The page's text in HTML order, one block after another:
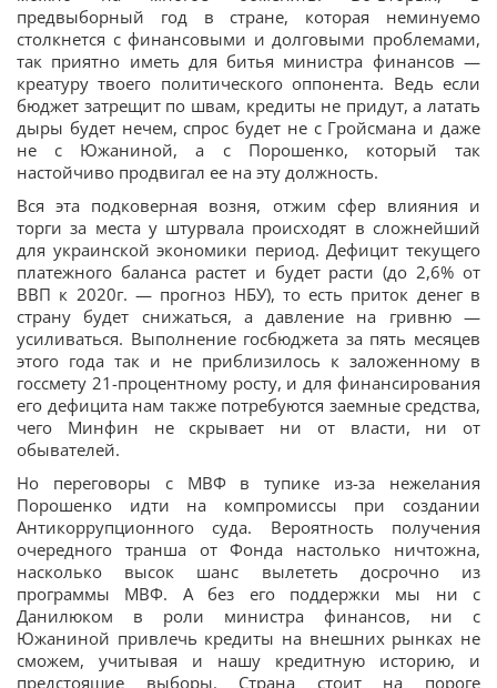
предвыборный год в стране, которая неминуемо
столкнется с финансовыми и долговыми проблемами,
так приятно иметь для битья министра финансов —
креатуру твоего политического оппонента. Ведь если
бюджет затрещит по швам, кредиты не придут, а латать
дыры будет нечем, спрос будет не с Гройсмана и даже
не с Южаниной, а с Порошенко, который так
настойчиво продвигал ее на эту должность.
Вся эта подковерная возня, отжим сфер влияния и
торги за места у штурвала происходят в сложнейший
для украинской экономики период. Дефицит текущего
платежного баланса растет и будет расти (до 2,6% от
ВВП к 2020г. — прогноз НБУ), то есть приток денег в
страну будет снижаться, а давление на гривню —
усиливаться. Выполнение госбюджета за пять месяцев
этого года так и не приблизилось к заложенному в
госсмету 21-процентному росту, и для финансирования
его дефицита нам также потребуются заемные средства,
чего Минфин не скрывает ни от власти, ни от
обывателей.
Но переговоры с МВФ в тупике из-за нежелания
Порошенко идти на компромиссы при создании
Антикоррупционного суда. Вероятность получения
очередного транша от Фонда настолько ничтожна,
насколько высок шанс вылететь досрочно из
программы МВФ. А без его поддержки мы ни с
Данилюком в роли министра финансов, ни с
Южаниной привлечь кредиты на внешних рынках не
сможем, учитывая и нашу кредитную историю, и
предстоящие выборы. Страна стоит на пороге